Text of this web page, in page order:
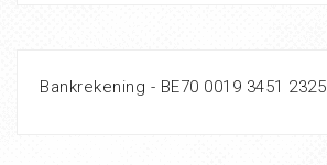
Bankrekening - BE70 0019 3451 2325